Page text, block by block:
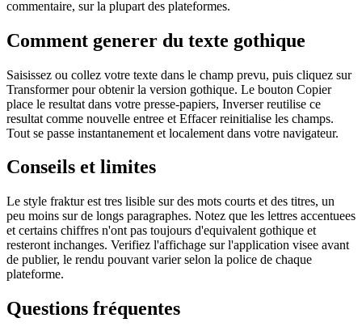
commentaire, sur la plupart des plateformes.
Comment generer du texte gothique
Saisissez ou collez votre texte dans le champ prevu, puis cliquez sur
Transformer pour obtenir la version gothique. Le bouton Copier
place le resultat dans votre presse-papiers, Inverser reutilise ce
resultat comme nouvelle entree et Effacer reinitialise les champs.
Tout se passe instantanement et localement dans votre navigateur.
Conseils et limites
Le style fraktur est tres lisible sur des mots courts et des titres, un
peu moins sur de longs paragraphes. Notez que les lettres accentuees
et certains chiffres n'ont pas toujours d'equivalent gothique et
resteront inchanges. Verifiez l'affichage sur l'application visee avant
de publier, le rendu pouvant varier selon la police de chaque
plateforme.
Questions fréquentes